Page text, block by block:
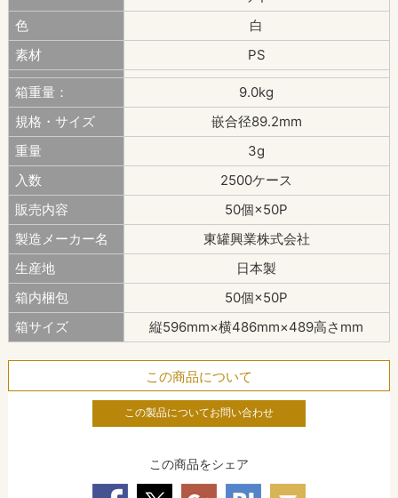
色
白
素材
PS
箱重量：
9.0kg
規格・サイズ
嵌合径89.2mm
重量
3g
入数
2500ケース
販売内容
50個×50P
製造メーカー名
東罐興業株式会社
生産地
日本製
箱内梱包
50個×50P
箱サイズ
縦596mm×横486mm×489高さmm
この商品について
この製品についてお問い合わせ
この商品をシェア